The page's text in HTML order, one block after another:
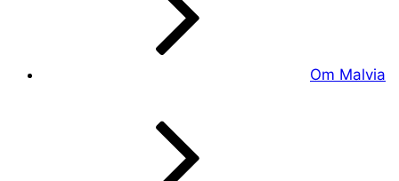
Om Malvia